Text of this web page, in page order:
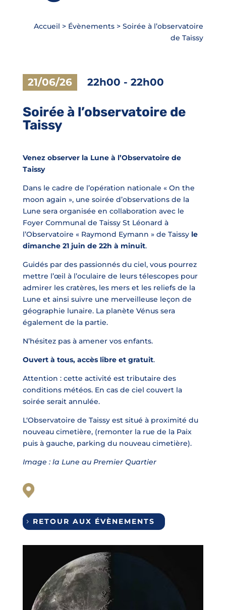
Accueil > Évènements >Soirée à l’observatoire
de Taissy
21/06/26 22h00 - 22h00
Soirée à l’observatoire de
Taissy
Venez observer la Lune à l’Observatoire de
Taissy
Dans le cadre de l’opération nationale « On the
moon again », une soirée d’observations de la
Lune sera organisée en collaboration avec le
Foyer Communal de Taissy St Léonard à
l’Observatoire « Raymond Eymann » de Taissy le
dimanche 21 juin de 22h à minuit.
Guidés par des passionnés du ciel, vous pourrez
mettre l’œil à l’oculaire de leurs télescopes pour
admirer les cratères, les mers et les reliefs de la
Lune et ainsi suivre une merveilleuse leçon de
géographie lunaire. La planète Vénus sera
également de la partie.
N’hésitez pas à amener vos enfants.
Ouvert à tous, accès libre et gratuit.
Attention : cette activité est tributaire des
conditions météos. En cas de ciel couvert la
soirée serait annulée.
L‘Observatoire de Taissy est situé à proximité du
nouveau cimetière, (remonter la rue de la Paix
puis à gauche, parking du nouveau cimetière).
Image : la Lune au Premier Quartier
RETOUR AUX ÉVÈNEMENTS